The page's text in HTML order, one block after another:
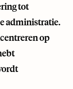
tot
administratie.
op